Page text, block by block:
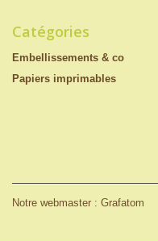
Catégories
Embellissements & co
Papiers imprimables
Notre webmaster : Grafatom